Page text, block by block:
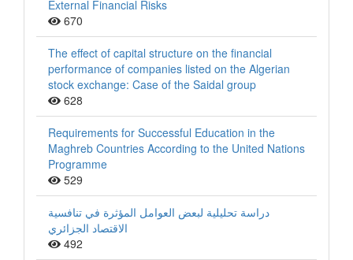
External Financial Risks
670
The effect of capital structure on the financial
performance of companies listed on the Algerian
stock exchange: Case of the Saidal group
628
Requirements for Successful Education in the
Maghreb Countries According to the United Nations
Programme
529
دراسة تحليلية لبعض العوامل المؤثرة في تنافسية
الاقتصاد الجزائري
492